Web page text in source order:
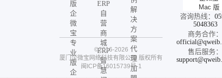
版
企
微
宝
专
业
版
企
ERP
自
营
商
城
ERP
智
慧
解
决
方
案
代
理
加
Mac 版
咨询热线：
5048363
商务合作：
售后服务：
©2016-2026
厦门企微宝网络科技有限公司 版权所有
闽ICP备16015739号-1